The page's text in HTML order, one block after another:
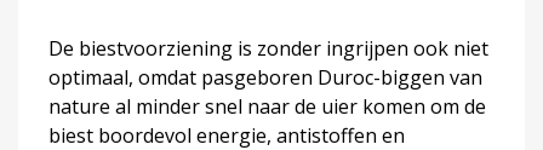
De biestvoorziening is zonder ingrijpen ook niet
optimaal, omdat pasgeboren Duroc-biggen van
nature al minder snel naar de uier komen om de
biest boordevol energie, antistoffen en